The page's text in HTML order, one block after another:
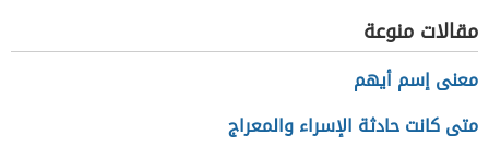
مقالات منوعة
معنى إسم أيهم
متى كانت حادثة الإسراء والمعراج